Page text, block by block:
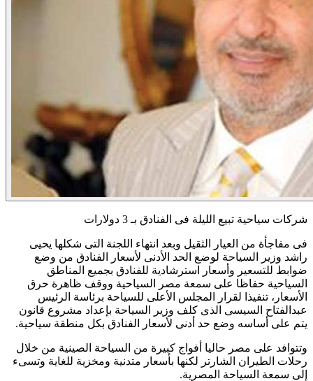
شركات سياحية تبيع الليلة فى الفنادق بـ 3 دولارات
فى مفاجأة من العيار الثقيل وبعد انتهاء اللجنة التى شكلها يحيى
راشد وزير السياحة لوضع الحد الأدنى لأسعار الفنادق من وضع
ضوابط للتسعير وأسعار استرشادية للفنادق بجميع المناطق
السياحية حفاظا على سمعة مصر السياحية ووقف ظاهرة حرق
الأسعار، تنفيذا لقرار المجلس الأعلى للسياحة برئاسة الرئيس
عبدالفتاح السيسى الذى كلف وزير السياحة بإعداد مشروع قانون
يتم على أساسه وضع حد أدنى لأسعار الفنادق بكل منطقة سياحية.
وتتوافد على مصر حاليا أفواج كبيرة من السياحة الصينية من خلال
رحلات الطيران الشارتر لكنها بأسعار متدنية ومخزية للغاية وتسىء
إلى سمعة السياحة المصرية.